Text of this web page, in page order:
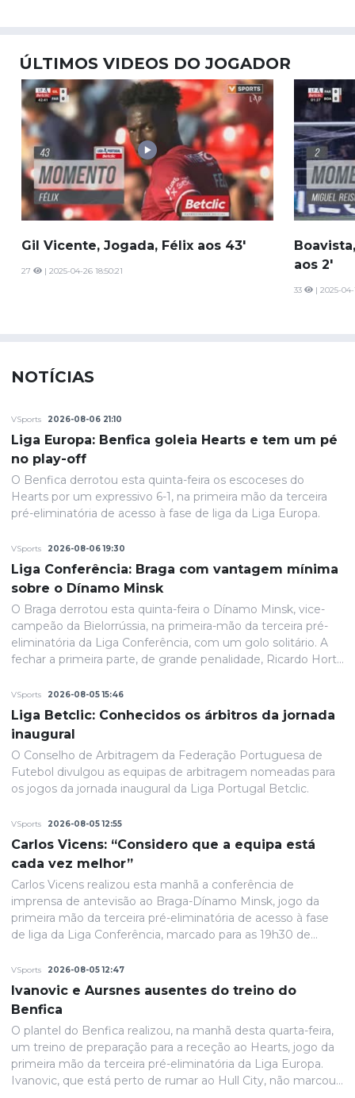
ÚLTIMOS VIDEOS DO JOGADOR
Gil Vicente, Jogada, Félix aos 43'
27 | 2025-04-26 18:50:21
aos 2'
33 | 2025-04-
NOTÍCIAS
VSports 2026-08-06 21:10
Liga Europa: Benfica goleia Hearts e tem um pé
no play-off
O Benfica derrotou esta quinta-feira os escoceses do
Hearts por um expressivo 6-1, na primeira mão da terceira
pré-eliminatória de acesso à fase de liga da Liga Europa.
VSports 2026-08-06 19:30
Liga Conferência: Braga com vantagem mínima
sobre o Dínamo Minsk
O Braga derrotou esta quinta-feira o Dínamo Minsk, vice-
campeão da Bielorrússia, na primeira-mão da terceira pré-
eliminatória da Liga Conferência, com um golo solitário. A
fechar a primeira parte, de grande penalidade, Ricardo Horta
e até final o resultado permaneceria inalterado.
VSports 2026-08-05 15:46
Liga Betclic: Conhecidos os árbitros da jornada
inaugural
O Conselho de Arbitragem da Federação Portuguesa de
Futebol divulgou as equipas de arbitragem nomeadas para
os jogos da jornada inaugural da Liga Portugal Betclic.
VSports 2026-08-05 12:55
Carlos Vicens: “Considero que a equipa está
cada vez melhor”
Carlos Vicens realizou esta manhã a conferência de
imprensa de antevisão ao Braga-Dínamo Minsk, jogo da
primeira mão da terceira pré-eliminatória de acesso à fase
de liga da Liga Conferência, marcado para as 19h30 de
VSports 2026-08-05 12:47
Ivanovic e Aursnes ausentes do treino do
Benfica
O plantel do Benfica realizou, na manhã desta quarta-feira,
um treino de preparação para a receção ao Hearts, jogo da
primeira mão da terceira pré-eliminatória da Liga Europa.
Ivanovic, que está perto de rumar ao Hull City, não marcou